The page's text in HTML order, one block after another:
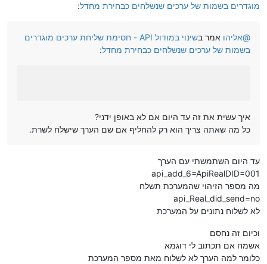
מוגדרים בשמות של ערכים שנשלחים כבחירת מחדל:
@אליהו אמר ב
שינוי במודול API - חסימת שליחת ערכים מוגדרים
בשמות של ערכים שנשלחים כבחירת מחדל:
איך עשית את זה עד היום אם לא באופן ידני?
כל מה שאתה צריך הוא רק להחליף אם שם הערך שישלח לשרת.
עד היום השתמשתי עם הערך
api_add_6=ApiRealDID=001
מה מספר הזיהוי שהמערכת תשלח
api_Real_did_send=no
לא לשלוח נתונים על המערכת
וכיום זה נחסם
אשמח אם תכתוב לי דוגמא
כלומר למה הערך לא לשלוח מאת מספר המערכת